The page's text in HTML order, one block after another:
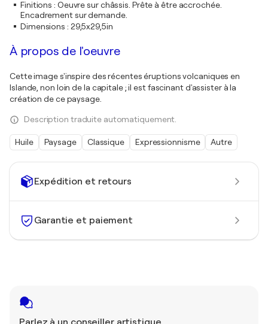
Expédition et retours
Garantie et paiement
Finitions : Oeuvre sur châssis. Prête à être accrochée.
Encadrement sur demande.
Dimensions : 29,5x29,5in
À propos de l'oeuvre
Cette image s'inspire des récentes éruptions volcaniques en
Islande, non loin de la capitale ; il est fascinant d'assister à la
création de ce paysage.
Description traduite automatiquement.
Huile Paysage Classique Expressionnisme Autre